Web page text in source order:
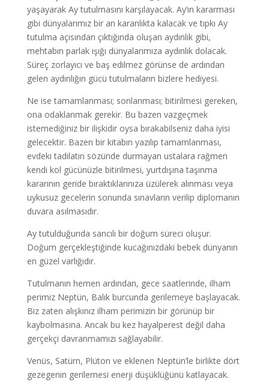
yaşayarak Ay tutulmasını karşılayacak. Ay’ın kararması
gibi dünyalarımız bir an karanlıkta kalacak ve tıpkı Ay
tutulma açısından çıktığında oluşan aydınlık gibi,
mehtabın parlak ışığı dünyalarımıza aydınlık dolacak.
Süreç zorlayıcı ve baş edilmez görünse de ardından
gelen aydınlığın gücü tutulmaların bizlere hediyesi.
Ne ise tamamlanması; sonlanması; bitirilmesi gereken,
ona odaklanmak gerekir. Bu bazen vazgeçmek
istemediğiniz bir ilişkidir oysa bırakabilseniz daha iyisi
gelecektir. Bazen bir kitabın yazılıp tamamlanması,
evdeki tadilatın sözünde durmayan ustalara rağmen
kendi kol gücünüzle bitirilmesi, yurtdışına taşınma
kararının geride bıraktıklarınıza üzülerek alınması veya
uykusuz gecelerin sonunda sınavların verilip diplomanın
duvara asılmasıdır.
Ay tutulduğunda sancılı bir doğum süreci oluşur.
Doğum gerçekleştiğinde kucağınızdaki bebek dünyanın
en güzel varlığıdır.
Tutulmanın hemen ardından, gece saatlerinde, ilham
perimiz Neptün, Balık burcunda gerilemeye başlayacak.
Biz zaten alışkınız ilham perimizin bir görünüp bir
kaybolmasına. Ancak bu kez hayalperest değil daha
gerçekçi davranmamızı sağlayabilir.
Venüs, Satürn, Plüton ve eklenen Neptün’le birlikte dört
gezegenin gerilemesi enerji düşüklüğünü katlayacak.